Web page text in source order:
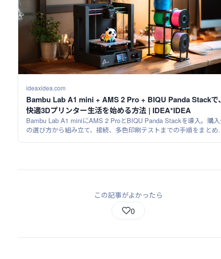
ideaxidea.com
Bambu Lab A1 mini + AMS 2 Pro + BIQU Panda Stackで
快適3Dプリンター生活を始める方法 | IDEA*IDEA
Bambu Lab A1 miniにAMS 2 ProとBIQU Panda Stackを導入。購
の選び方から組み立て、接続、多色印刷テストまでの手順をまとめ
この記事がよかったら
0